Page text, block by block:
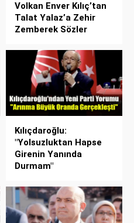
Volkan Enver Kılıç’tan
Talat Yalaz’a Zehir
Zemberek Sözler
Kılıçdaroğlu:
"Yolsuzluktan Hapse
Girenin Yanında
Durmam"